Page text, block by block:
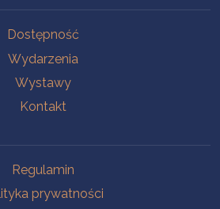
Dostępność
Wydarzenia
Wystawy
Kontakt
Regulamin
prywatności